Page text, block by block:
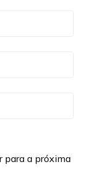
para a próxima